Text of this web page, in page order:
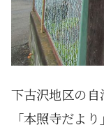
下古沢地区の
「本照寺だよ